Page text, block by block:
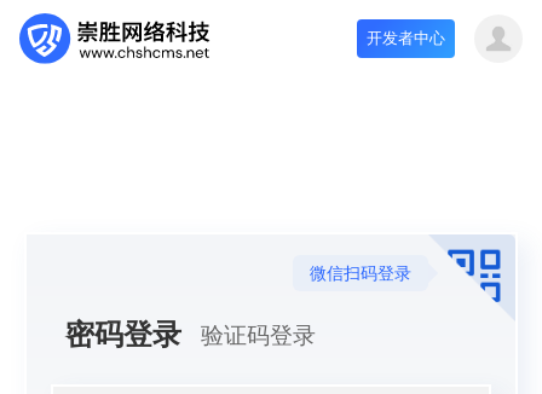
开发者中心
微信扫码登录
密码登录 验证码登录